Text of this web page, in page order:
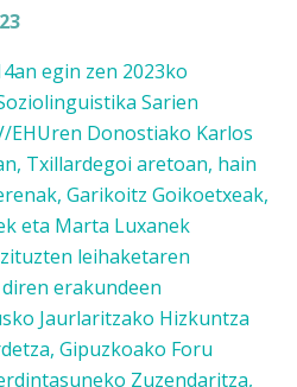
egin zen 2023ko
Sarien
EHUren Donostiako Karlos
Txillardegoi aretoan, hain
Garikoitz Goikoetxeak,
eta Marta Luxanek
leihaketaren
erakundeen
Jaurlaritzako Hizkuntza
Gipuzkoako Foru
Zuzendaritza,